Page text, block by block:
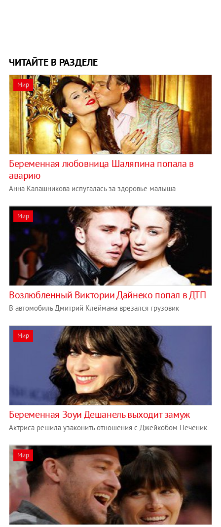
ЧИТАЙТЕ В РАЗДЕЛЕ
Мир
Беременная любовница Шаляпина попала в
аварию
Анна Калашникова испугалась за здоровье малыша
Мир
Возлюбленный Виктории Дайнеко попал в ДТП
В автомобиль Дмитрий Клеймана врезался грузовик
Мир
Беременная Зоуи Дешанель выходит замуж
Актриса решила узаконить отношения с Джейкобом Печеник
Мир